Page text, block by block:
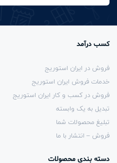
کسب درآمد
فروش در ایران استوریج
خدمات فروش ایران استوریج
فروش در کسب و کار ایران استوریج
تبدیل به یک وابسته
تبلیغ محصولات شما
فروش – انتشار با ما
دسته بندی محصولات